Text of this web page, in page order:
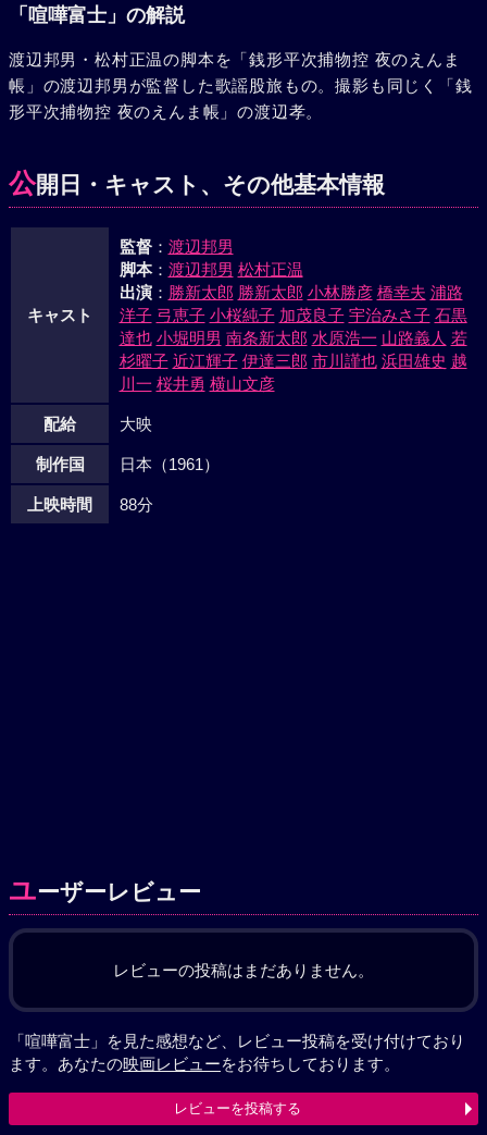
ともめある。喜平次の縄張りをねらう熊虎一象は、そんな伊
やとった浪人がおふじを襲うが、源太と権三は彼らを撃退し
た。権三は実は武士上りの剣術使いだったのだ。遂に祭りの
日熊虎は一挙に事をはかるべくあばれ込んだ。喜平次は敢然
れる。そこへ乗込んだ三人組の活躍で、熊虎一家は総くず
れ。ところがおふじの婿は、喜平次が旅で知り合った秋葉の
がりついて来たのは、源太におすず、鶴太郎におせん、権三
に八重の女達。三組は晴れて金比羅まいりに旅立った。
「喧嘩富士」の解説
渡辺邦男・松村正温の脚本を「銭形平次捕物控 夜のえんま
帳」の渡辺邦男が監督した歌謡股旅もの。撮影も同じく「銭
形平次捕物控 夜のえんま帳」の渡辺孝。
公開日・キャスト、その他基本情報
キャスト
監督： 渡辺邦男
脚本： 渡辺邦男 松村正温
出演： 勝新太郎 勝新太郎 小林勝彦 橋幸夫 浦路
洋子 弓恵子 小桜純子 加茂良子 宇治みさ子 石黒
達也 小堀明男 南条新太郎 水原浩一 山路義人 若
杉曜子 近江輝子 伊達三郎 市川謹也 浜田雄史 越
川一 桜井勇 横山文彦
配給 大映
制作国 日本（1961）
上映時間 88分
ユーザーレビュー
レビューの投稿はまだありません。
「喧嘩富士」を見た感想など、レビュー投稿を受け付けており
ます。あなたの映画レビューをお待ちしております。
レビューを投稿する